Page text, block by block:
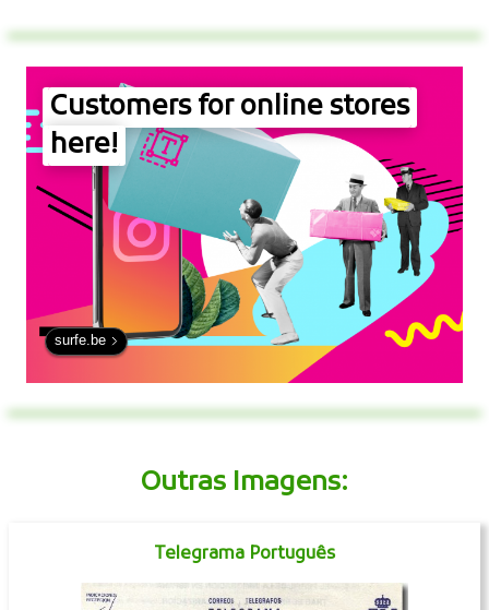
Customers for online stores
here!
surfe.be
Outras Imagens:
Telegrama Português